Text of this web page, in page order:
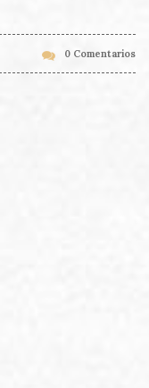
0 Comentarios